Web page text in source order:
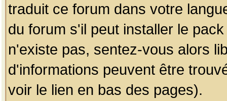
traduit ce forum dans votre
du forum s'il peut installer le
n'existe pas, sentez-vous alors
d'informations peuvent être
voir le lien en bas des pages).